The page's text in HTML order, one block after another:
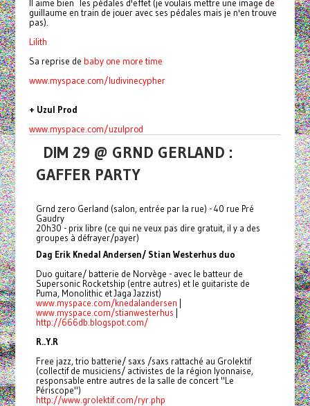
Il aime bien les pédales d'effet (je voulais mettre une image de
guillaume en train de jouer avec ses pédales mais je n'en trouve
pas).
Lilith
Sa reprise de baby one more time
www.myspace.com/ludivinecypher
+ Uzul Prod
www.myspace.com/uzulprod
DIM 29 @ GRND GERLAND :
GAFFER PARTY
Grnd zero Gerland (salon, entrée par la rue) - 40 rue Pré
Gaudry
20h30 - prix libre (ce qui ne veux pas dire gratuit, il y a des
groupes à défrayer/payer)
Dag Erik Knedal Andersen/ Stian Westerhus duo
Duo guitare/ batterie de Norvège - avec le batteur de
Supersonic Rocketship (entre autres) et le guitariste de
Puma, Monolithic et Jaga Jazzist)
www.myspace.com/knedalandersen
www.myspace.com/stianwesterhus
http://666db.blogspot.com/
R..Y.R
Free jazz, trio batterie/ saxs /saxs rattaché au Grolektif
(collectif de musiciens/ activistes de la région lyonnaise,
responsable entre autres de la salle de concert "Le
Périscope")
http://www.grolektif.com/ryr. php